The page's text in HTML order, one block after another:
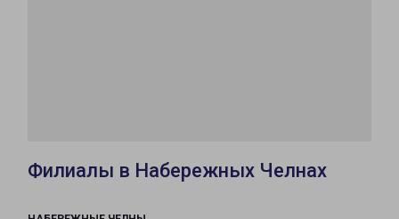
Филиалы в Набережных Челнах